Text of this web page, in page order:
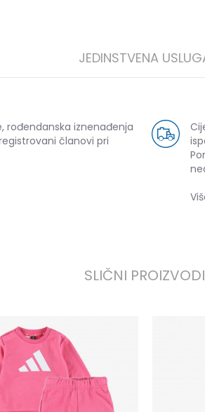
JEDINSTVENA
rođendanska iznenađenja
članovi pri
SLIČNI PROIZVODI